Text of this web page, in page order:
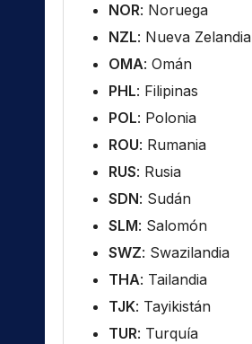
NOR: Noruega
NZL: Nueva Zelandia
OMA: Omán
PHL: Filipinas
POL: Polonia
ROU: Rumania
RUS: Rusia
SDN: Sudán
SLM: Salomón
SWZ: Swazilandia
THA: Tailandia
TJK: Tayikistán
TUR: Turquía